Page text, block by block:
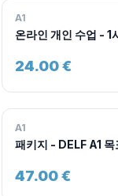
A1
온라인 개인 수업 - 1
24.00€
A1
패키지 - DELF A1 목
47.00€